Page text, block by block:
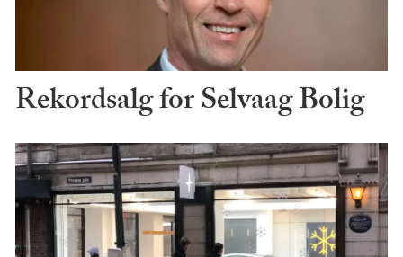
Rekordsalg for Selvaag Bolig